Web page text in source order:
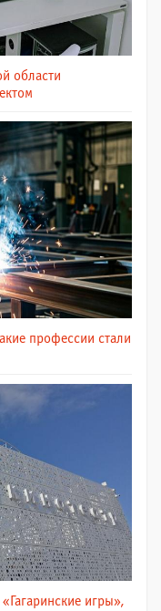
области
профессии стали
игры»,